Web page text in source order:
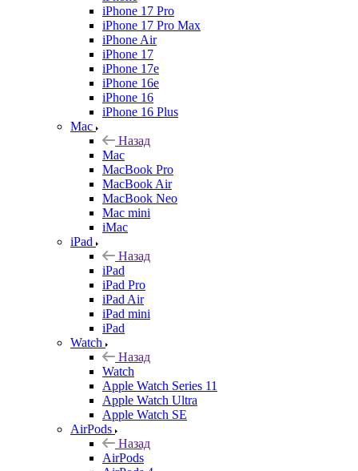
iPhone 17 Pro
iPhone 17 Pro Max
iPhone Air
iPhone 17
iPhone 17e
iPhone 16e
iPhone 16
iPhone 16 Plus
Mac
Назад
Mac
MacBook Pro
MacBook Air
MacBook Neo
Mac mini
iMac
iPad
Назад
iPad
iPad Pro
iPad Air
iPad mini
iPad
Watch
Назад
Watch
Apple Watch Series 11
Apple Watch Ultra
Apple Watch SE
AirPods
Назад
AirPods